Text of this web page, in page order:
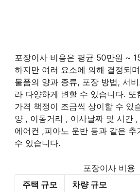
포장이사 비용은 평균 50만원 ~
하지만 여러 요소에 의해 결정되
물품의 양과 종류, 포장 방법, 서
라 다양하게 변할 수 있습니다. 또
가격 책정이 조금씩 상이할 수 있
양 , 이동거리 , 이사날짜 및 시간
에어컨 ,피아노 운반 등과 같은 추
수 있습니다.
포장이사 비용
주택 규모
차량 규모